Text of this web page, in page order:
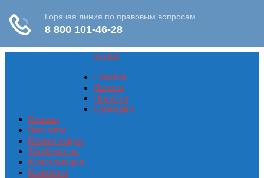
okytvk
Главная
Льготы
Пособия
Субсидии
Пенсии
Выплаты
Компенсации
МатКапитал
Консультация
Контакты